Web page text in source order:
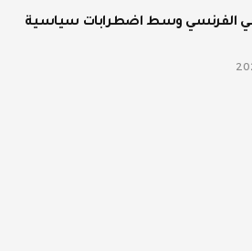
الفرنسي وسط اضطرابات سياسية